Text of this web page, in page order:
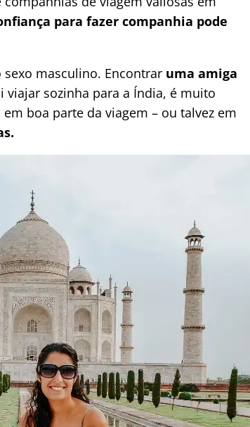
para fazer companhia pode
masculino. Encontrar uma amiga
viajar sozinha para a Índia, é muito
boa parte da viagem – ou talvez em